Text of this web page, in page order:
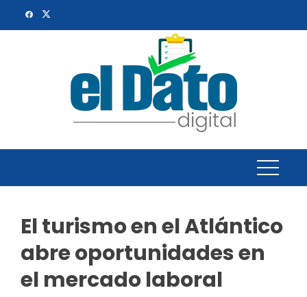
El turismo en el Atlántico
abre oportunidades en
el mercado laboral